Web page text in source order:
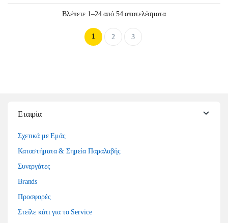
Βλέπετε 1–24 από 54 αποτελέσματαSorted by latest
1 2 3
Εταιρία
Σχετικά με Εμάς
Καταστήματα & Σημεία Παραλαβής
Συνεργάτες
Brands
Προσφορές
Στείλε κάτι για το Service